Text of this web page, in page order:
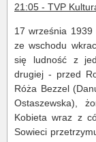
21:05 - TVP
17 września
ze wschodu
się ludność z
drugiej - przed
Róża Bezzel
Ostaszewska),
Kobieta wraz z
Sowieci